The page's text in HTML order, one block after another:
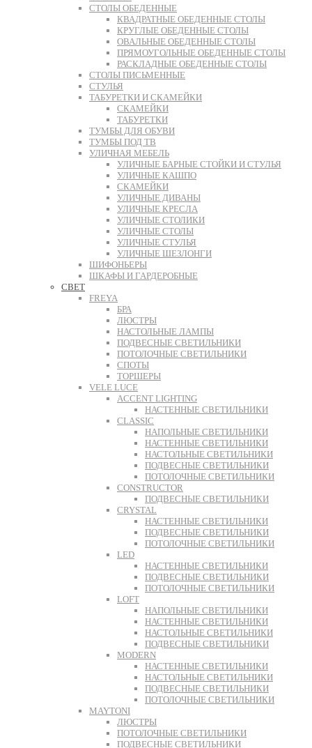
СТОЛЫ ОБЕДЕННЫЕ
КВАДРАТНЫЕ ОБЕДЕННЫЕ СТОЛЫ
КРУГЛЫЕ ОБЕДЕННЫЕ СТОЛЫ
ОВАЛЬНЫЕ ОБЕДЕННЫЕ СТОЛЫ
ПРЯМОУГОЛЬНЫЕ ОБЕДЕННЫЕ СТОЛЫ
РАСКЛАДНЫЕ ОБЕДЕННЫЕ СТОЛЫ
СТОЛЫ ПИСЬМЕННЫЕ
СТУЛЬЯ
ТАБУРЕТКИ И СКАМЕЙКИ
СКАМЕЙКИ
ТАБУРЕТКИ
ТУМБЫ ДЛЯ ОБУВИ
ТУМБЫ ПОД ТВ
УЛИЧНАЯ МЕБЕЛЬ
УЛИЧНЫЕ БАРНЫЕ СТОЙКИ И СТУЛЬЯ
УЛИЧНЫЕ КАШПО
СКАМЕЙКИ
УЛИЧНЫЕ ДИВАНЫ
УЛИЧНЫЕ КРЕСЛА
УЛИЧНЫЕ СТОЛИКИ
УЛИЧНЫЕ СТОЛЫ
УЛИЧНЫЕ СТУЛЬЯ
УЛИЧНЫЕ ШЕЗЛОНГИ
ШИФОНЬЕРЫ
ШКАФЫ И ГАРДЕРОБНЫЕ
СВЕТ
FREYA
БРА
ЛЮСТРЫ
НАСТОЛЬНЫЕ ЛАМПЫ
ПОДВЕСНЫЕ СВЕТИЛЬНИКИ
ПОТОЛОЧНЫЕ СВЕТИЛЬНИКИ
СПОТЫ
ТОРШЕРЫ
VELE LUCE
ACCENT LIGHTING
НАСТЕННЫЕ СВЕТИЛЬНИКИ
CLASSIC
НАПОЛЬНЫЕ СВЕТИЛЬНИКИ
НАСТЕННЫЕ СВЕТИЛЬНИКИ
НАСТОЛЬНЫЕ СВЕТИЛЬНИКИ
ПОДВЕСНЫЕ СВЕТИЛЬНИКИ
ПОТОЛОЧНЫЕ СВЕТИЛЬНИКИ
CONSTRUCTOR
ПОДВЕСНЫЕ СВЕТИЛЬНИКИ
CRYSTAL
НАСТЕННЫЕ СВЕТИЛЬНИКИ
ПОДВЕСНЫЕ СВЕТИЛЬНИКИ
ПОТОЛОЧНЫЕ СВЕТИЛЬНИКИ
LED
НАСТЕННЫЕ СВЕТИЛЬНИКИ
ПОДВЕСНЫЕ СВЕТИЛЬНИКИ
ПОТОЛОЧНЫЕ СВЕТИЛЬНИКИ
LOFT
НАПОЛЬНЫЕ СВЕТИЛЬНИКИ
НАСТЕННЫЕ СВЕТИЛЬНИКИ
НАСТОЛЬНЫЕ СВЕТИЛЬНИКИ
ПОДВЕСНЫЕ СВЕТИЛЬНИКИ
MODERN
НАСТЕННЫЕ СВЕТИЛЬНИКИ
НАСТОЛЬНЫЕ СВЕТИЛЬНИКИ
ПОДВЕСНЫЕ СВЕТИЛЬНИКИ
ПОТОЛОЧНЫЕ СВЕТИЛЬНИКИ
MAYTONI
ЛЮСТРЫ
ПОТОЛОЧНЫЕ СВЕТИЛЬНИКИ
ПОДВЕСНЫЕ СВЕТИЛЬНИКИ